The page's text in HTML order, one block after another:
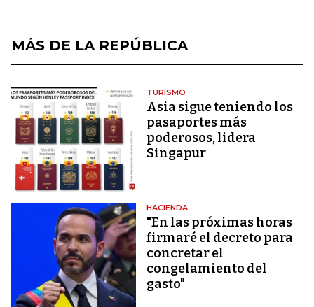
MÁS DE LA REPÚBLICA
TURISMO
Asia sigue teniendo los
pasaportes más
poderosos, lidera
Singapur
HACIENDA
"En las próximas horas
firmaré el decreto para
concretar el
congelamiento del
gasto"